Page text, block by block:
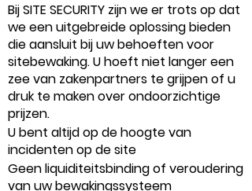
Bij SITE SECURITY zijn we er trots op dat
we een uitgebreide oplossing bieden
die aansluit bij uw behoeften voor
sitebewaking. U hoeft niet langer een
zee van zakenpartners te grijpen of u
druk te maken over ondoorzichtige
prijzen.
U bent altijd op de hoogte van
incidenten op de site
Geen liquiditeitsbinding of veroudering
van uw bewakingssysteem